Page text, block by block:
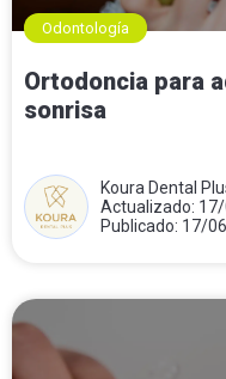
Odontología
Ortodoncia para
sonrisa
Koura Dental
Actualizado:
Publicado: 17/